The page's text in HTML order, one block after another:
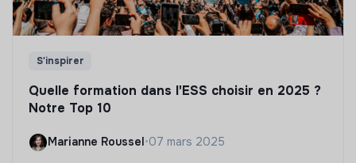
S'inspirer
Quelle formation dans l'ESS choisir en 2025 ?
Notre Top 10
Marianne Roussel •07 mars 2025